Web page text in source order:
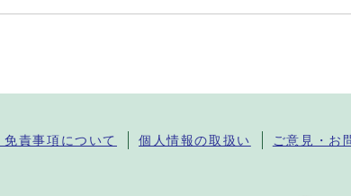
責事項について 個人情報の取扱い ご意見・お